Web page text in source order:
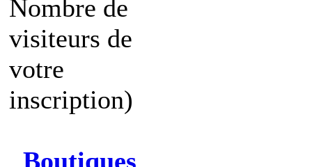
Nombre de
visiteurs de
votre
inscription)
Boutiques